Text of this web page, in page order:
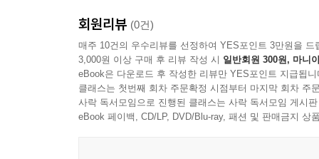
회원리뷰 (0건)
매주 10건의 우수리뷰를 선정하여 YES포인트 3만원을 드
3,000원 이상 구매 후 리뷰 작성 시 일반회원 300원, 마니
eBook은 다운로드 후 작성한 리뷰만 YES포인트 지급됩니
클래스는 첫번째 회차 주문확정 시점부터 마지막 회차 주
사락 독서모임으로 진행된 클래스는 사락 독서모임 게시
eBook 페이백, CD/LP, DVD/Blu-ray, 패션 및 판매금지 상